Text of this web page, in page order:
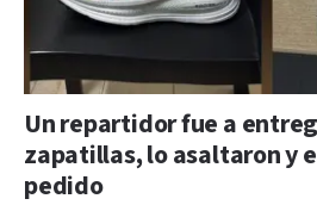
Un repartidor fue a
zapatillas, lo asaltaron y
pedido